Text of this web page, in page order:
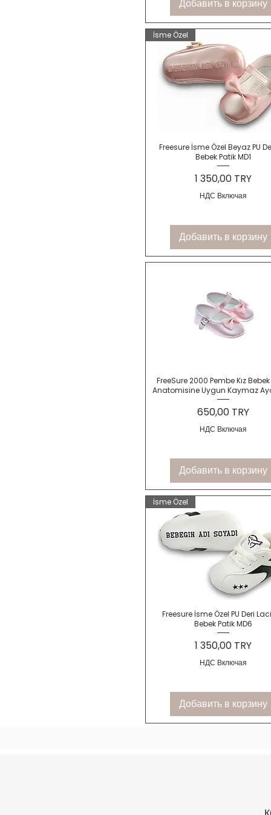
Добавить в корзину
Быстрый просмотр
İsme Özel
Freesure İsme Özel Beyaz PU
Bebek Patik MD1
Цена
1 350,00 TRY
НДС Включая
Добавить в корзину
Быстрый просмотр
FreeSure 2000 Pembe Kız
Anatomisine Uygun Kaymaz
Цена
650,00 TRY
НДС Включая
Добавить в корзину
Быстрый просмотр
İsme Özel
Freesure İsme Özel PU Deri
Bebek Patik MD6
Цена
1 350,00 TRY
НДС Включая
Добавить в корзину